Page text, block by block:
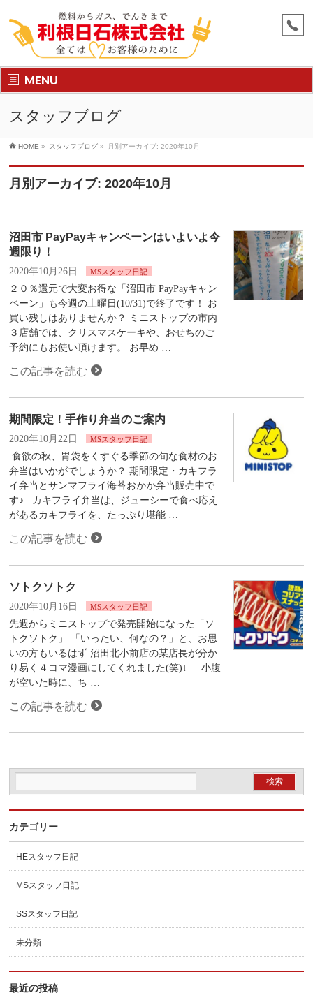
MENU
スタッフブログ
HOME » スタッフブログ » 月別アーカイブ: 2020年10月
月別アーカイブ: 2020年10月
沼田市 PayPayキャンペーンはいよいよ今
週限り！
2020年10月26日 MSスタッフ日記
２０％還元で大変お得な「沼田市 PayPayキャン
ペーン」も今週の土曜日(10/31)で終了です！ お
買い残しはありませんか？ ミニストップの市内
３店舗では、クリスマスケーキや、おせちのご
予約にもお使い頂けます。 お早め …
この記事を読む
期間限定！手作り弁当のご案内
2020年10月22日 MSスタッフ日記
食欲の秋、胃袋をくすぐる季節の旬な食材のお
弁当はいかがでしょうか？ 期間限定・カキフラ
イ弁当とサンマフライ海苔おかか弁当販売中で
す♪ カキフライ弁当は、ジューシーで食べ応え
があるカキフライを、たっぷり堪能 …
この記事を読む
ソトクソトク
2020年10月16日 MSスタッフ日記
先週からミニストップで発売開始になった「ソ
トクソトク」 「いったい、何なの？」と、お思
いの方もいるはず 沼田北小前店の某店長が分か
り易く４コマ漫画にしてくれました(笑)↓ 小腹
が空いた時に、ち …
この記事を読む
カテゴリー
HEスタッフ日記
MSスタッフ日記
SSスタッフ日記
未分類
最近の投稿